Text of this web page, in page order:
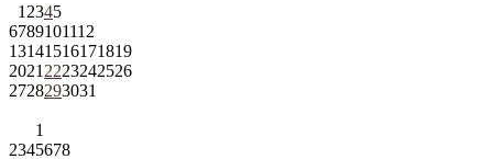
1 2345
6789101112
13141516171819
2021 2223242526
2728293031
1
2345678